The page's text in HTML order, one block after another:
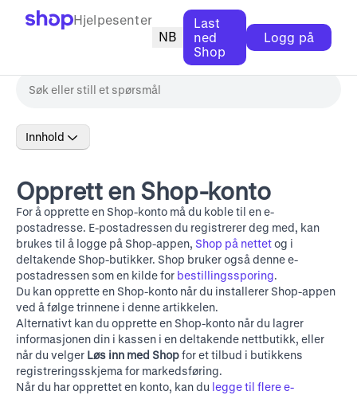
Hjelpesenter
NB
Last
ned
Shop
Logg på
Innhold
Opprett en Shop-konto
For å opprette en Shop-konto må du koble til en e-
postadresse. E-postadressen du registrerer deg med, kan
brukes til å logge på Shop-appen, Shop på nettetog i
deltakende Shop-butikker. Shop bruker også denne e-
postadressen som en kilde for bestillingssporing.
Du kan opprette en Shop-konto når du installerer Shop-appen
ved å følge trinnene i denne artikkelen.
Alternativt kan du opprette en Shop-konto når du lagrer
informasjonen din i kassen i en deltakende nettbutikk, eller
når du velger Løs inn med Shopfor et tilbud i butikkens
registreringsskjema for markedsføring.
Når du har opprettet en konto, kan du legge til flere e-